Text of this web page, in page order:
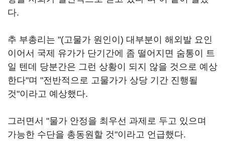
다.
추 부총리는 "(고물가 원인이) 대부분이 해외발 요인
이어서 국제 유가가 단기간에 좀 떨어지면 숨통이 트
일 텐데 당분간은 그런 상황이 되지 않을 것으로 예상
한다"며 "전반적으로 고물가가 상당 기간 진행될
것"이라고 예상했다.
그러면서 "물가 안정을 최우선 과제로 두고 있으며
가능한 수단을 총동원할 것"이라고 언급했다.